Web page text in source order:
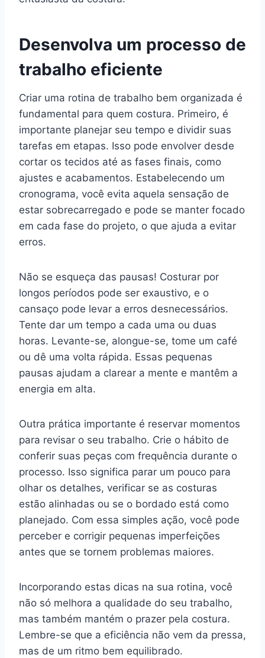
Desenvolva um processo de
trabalho eficiente
Criar uma rotina de trabalho bem organizada é
fundamental para quem costura. Primeiro, é
importante planejar seu tempo e dividir suas
tarefas em etapas. Isso pode envolver desde
cortar os tecidos até as fases finais, como
ajustes e acabamentos. Estabelecendo um
cronograma, você evita aquela sensação de
estar sobrecarregado e pode se manter focado
em cada fase do projeto, o que ajuda a evitar
erros.
Não se esqueça das pausas! Costurar por
longos períodos pode ser exaustivo, e o
cansaço pode levar a erros desnecessários.
Tente dar um tempo a cada uma ou duas
horas. Levante-se, alongue-se, tome um café
ou dê uma volta rápida. Essas pequenas
pausas ajudam a clarear a mente e mantêm a
energia em alta.
Outra prática importante é reservar momentos
para revisar o seu trabalho. Crie o hábito de
conferir suas peças com frequência durante o
processo. Isso significa parar um pouco para
olhar os detalhes, verificar se as costuras
estão alinhadas ou se o bordado está como
planejado. Com essa simples ação, você pode
perceber e corrigir pequenas imperfeições
antes que se tornem problemas maiores.
Incorporando estas dicas na sua rotina, você
não só melhora a qualidade do seu trabalho,
mas também mantém o prazer pela costura.
Lembre-se que a eficiência não vem da pressa,
mas de um ritmo bem equilibrado.